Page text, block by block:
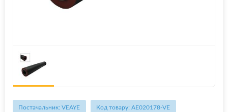
Постачальник: VEAYE Код товару: AE020178-VE